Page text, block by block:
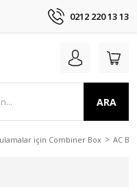
0212 220 13 13
ARA
için Combiner Box AC